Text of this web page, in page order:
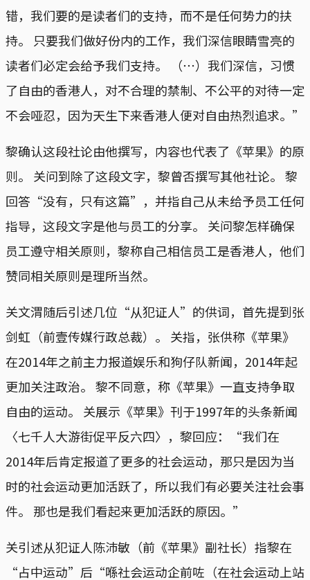
错，我们要的是读者们的支持，而不是任何势力的扶
持。 只要我们做好份内的工作，我们深信眼睛雪亮的
读者们必定会给予我们支持。 （⋯）我们深信，习惯
了自由的香港人，对不合理的禁制、不公平的对待一定
不会哑忍，因为天生下来香港人便对自由热烈追求。”
黎确认这段社论由他撰写，内容也代表了《苹果》的原
则。 关问到除了这段文字，黎曾否撰写其他社论。 黎
回答“没有，只有这篇”，并指自己从未给予员工任何
指导，这段文字是他与员工的分享。 关问黎怎样确保
员工遵守相关原则，黎称自己相信员工是香港人，他们
赞同相关原则是理所当然。
关文渭随后引述几位“从犯证人”的供词，首先提到张
剑虹（前壹传媒行政总裁）。 关指，张供称《苹果》
在2014年之前主力报道娱乐和狗仔队新闻，2014年起
更加关注政治。 黎不同意，称《苹果》一直支持争取
自由的运动。 关展示《苹果》刊于1997年的头条新闻
〈七千人大游街促平反六四〉，黎回应：“我们在
2014年后肯定报道了更多的社会运动，那只是因为当
时的社会运动更加活跃了，所以我们有必要关注社会事
件。 那也是我们看起来更加活跃的原因。”
关引述从犯证人陈沛敏（前《苹果》副社长）指黎在
“占中运动”后“喺社会运动企前咗（在社会运动上站